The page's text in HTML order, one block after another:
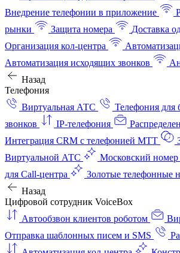
Внедрение телефонии в приложение
рынки
Защита номера Доставка
Организация кол-центра
Автоматизация исходящих звонков
Назад
Телефония
Виртуальная АТС
Телефония для
звонков
IP-телефония
Интеграция CRM с телефонией МТТ
Виртуальной АТС
Московский номер
для Call-центра
Золотые телефонные
Назад
Цифровой сотрудник VoiceBox
Автообзвон клиентов роботом
Отправка шаблонных писем и SMS